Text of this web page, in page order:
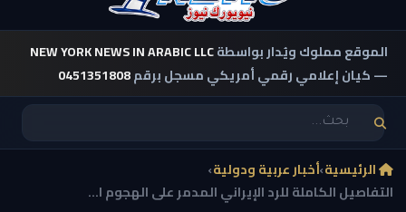
الموقع مملوك ويُدار بواسطةNEW YORK NEWS IN ARABIC LLC
— كيان إعلامي رقمي أمريكي مسجل برقم0451351808
الرئيسية›أخبار عربية ودولية›
التفاصيل الكاملة للرد الإيراني المدمر على الهجوم ا...